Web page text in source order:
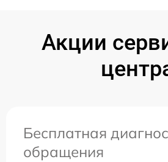
Акции
Бесплатная
обращения